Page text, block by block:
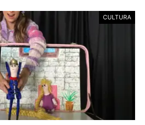
CULTURA